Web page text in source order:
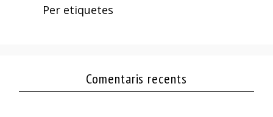
Per etiquetes
Comentaris recents